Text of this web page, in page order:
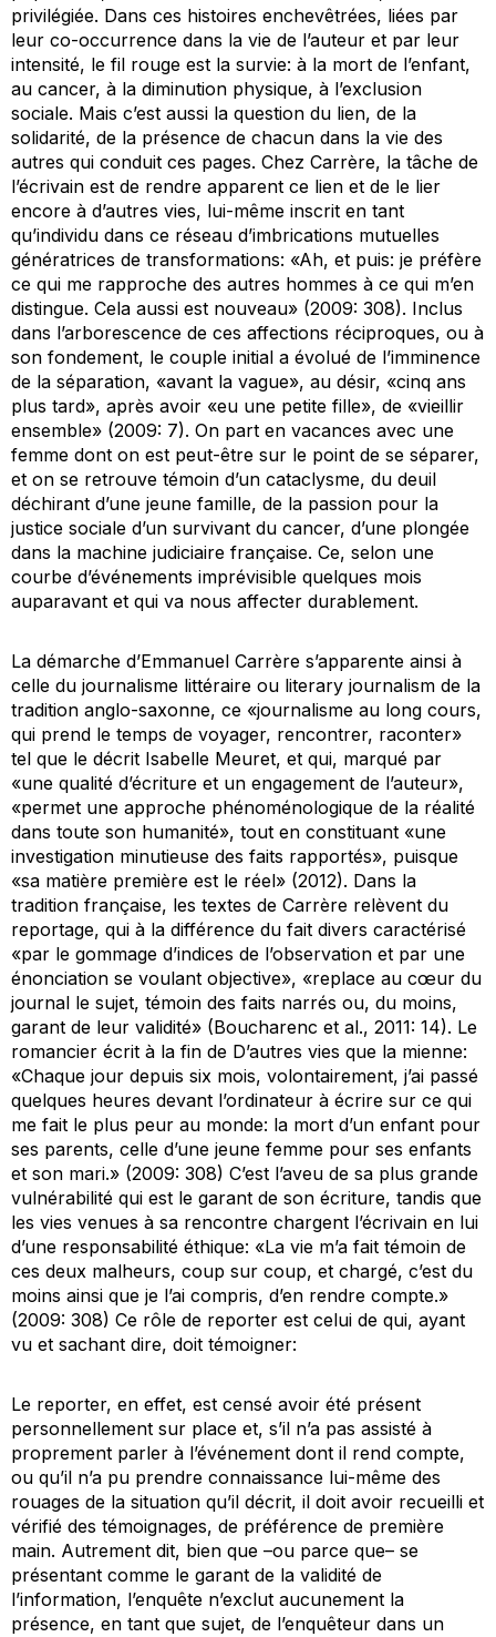
privilégiée. Dans ces histoires enchevêtrées, liées par
leur co-occurrence dans la vie de l’auteur et par leur
intensité, le fil rouge est la survie: à la mort de l’enfant,
au cancer, à la diminution physique, à l’exclusion
sociale. Mais c’est aussi la question du lien, de la
solidarité, de la présence de chacun dans la vie des
autres qui conduit ces pages. Chez Carrère, la tâche de
l’écrivain est de rendre apparent ce lien et de le lier
encore à d’autres vies, lui-même inscrit en tant
qu’individu dans ce réseau d’imbrications mutuelles
génératrices de transformations: «Ah, et puis: je préfère
ce qui me rapproche des autres hommes à ce qui m’en
distingue. Cela aussi est nouveau» (2009: 308). Inclus
dans l’arborescence de ces affections réciproques, ou à
son fondement, le couple initial a évolué de l’imminence
de la séparation, «avant la vague», au désir, «cinq ans
plus tard», après avoir «eu une petite fille», de «vieillir
ensemble» (2009: 7). On part en vacances avec une
femme dont on est peut-être sur le point de se séparer,
et on se retrouve témoin d’un cataclysme, du deuil
déchirant d’une jeune famille, de la passion pour la
justice sociale d’un survivant du cancer, d’une plongée
dans la machine judiciaire française. Ce, selon une
courbe d’événements imprévisible quelques mois
auparavant et qui va nous affecter durablement.
La démarche d’Emmanuel Carrère s’apparente ainsi à
celle du journalisme littéraire ou literary journalism de la
tradition anglo-saxonne, ce «journalisme au long cours,
qui prend le temps de voyager, rencontrer, raconter»
tel que le décrit Isabelle Meuret, et qui, marqué par
«une qualité d’écriture et un engagement de l’auteur»,
«permet une approche phénoménologique de la réalité
dans toute son humanité», tout en constituant «une
investigation minutieuse des faits rapportés», puisque
«sa matière première est le réel» (2012). Dans la
tradition française, les textes de Carrère relèvent du
reportage, qui à la différence du fait divers caractérisé
«par le gommage d’indices de l’observation et par une
énonciation se voulant objective», «replace au cœur du
journal le sujet, témoin des faits narrés ou, du moins,
garant de leur validité» (Boucharenc et al., 2011: 14). Le
romancier écrit à la fin de D’autres vies que la mienne:
«Chaque jour depuis six mois, volontairement, j’ai passé
quelques heures devant l’ordinateur à écrire sur ce qui
me fait le plus peur au monde: la mort d’un enfant pour
ses parents, celle d’une jeune femme pour ses enfants
et son mari.» (2009: 308) C’est l’aveu de sa plus grande
vulnérabilité qui est le garant de son écriture, tandis que
les vies venues à sa rencontre chargent l’écrivain en lui
d’une responsabilité éthique: «La vie m’a fait témoin de
ces deux malheurs, coup sur coup, et chargé, c’est du
moins ainsi que je l’ai compris, d’en rendre compte.»
(2009: 308) Ce rôle de reporter est celui de qui, ayant
vu et sachant dire, doit témoigner:
Le reporter, en effet, est censé avoir été présent
personnellement sur place et, s’il n’a pas assisté à
proprement parler à l’événement dont il rend compte,
ou qu’il n’a pu prendre connaissance lui-même des
rouages de la situation qu’il décrit, il doit avoir recueilli et
vérifié des témoignages, de préférence de première
main. Autrement dit, bien que –ou parce que– se
présentant comme le garant de la validité de
l’information, l’enquête n’exclut aucunement la
présence, en tant que sujet, de l’enquêteur dans un